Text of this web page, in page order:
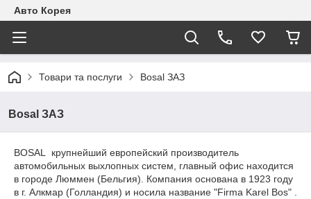
Авто Корея
Товари та послуги Bosal ЗАЗ
Bosal ЗАЗ
BOSAL крупнейший европейский производитель
автомобильных выхлопных систем, главный офис находится
в городе Люммен (Бельгия). Компания основана в 1923 году
в г. Алкмар (Голландия) и носила название "Firma Karel Bos" .